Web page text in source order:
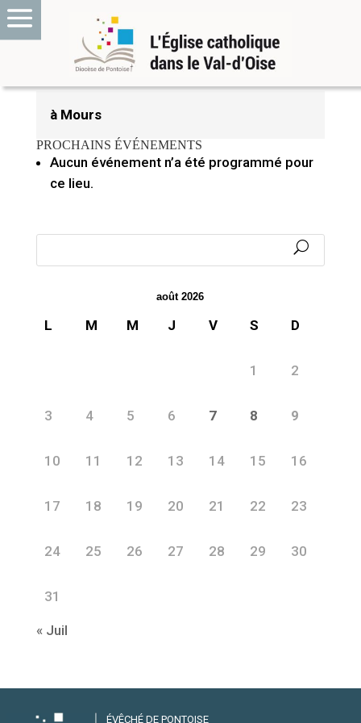
23 avril 2024
à Mours
PROCHAINS ÉVÉNEMENTS
Aucun événement n’a été programmé pour
ce lieu.
août 2026
L M M J V S D
1 2
3 4 5 6 7 8 9
10 11 12 13 14 15 16
17 18 19 20 21 22 23
24 25 26 27 28 29 30
31
« Juil
ÉVÊCHÉ DE PONTOISE